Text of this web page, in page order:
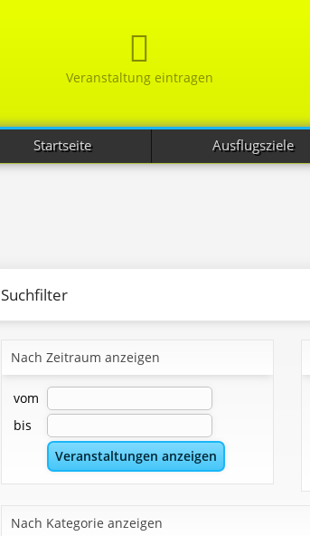
Veranstaltung eintragen
Startseite Ausflugsziele
Suchfilter
Nach Zeitraum anzeigen
vom
bis
Nach Kategorie anzeigen